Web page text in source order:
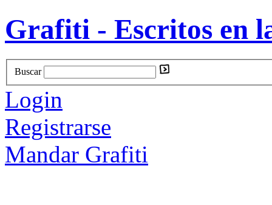
Grafiti - Escritos en
Buscar
Login
Registrarse
Mandar Grafiti